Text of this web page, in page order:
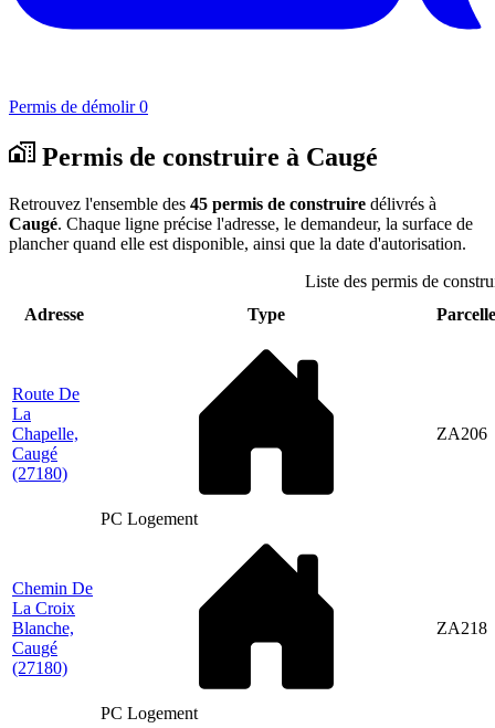
Permis de démolir 0
Permis de construire à Caugé
Retrouvez l'ensemble des 45 permis de construire délivrés à
Caugé. Chaque ligne précise l'adresse, le demandeur, la surface de
plancher quand elle est disponible, ainsi que la date d'autorisation.
Liste des permis de
Adresse
Type
Route De
La
Chapelle,
Caugé
(27180)
PC Logement
ZA206
Chemin De
La Croix
Blanche,
Caugé
(27180)
PC Logement
ZA218